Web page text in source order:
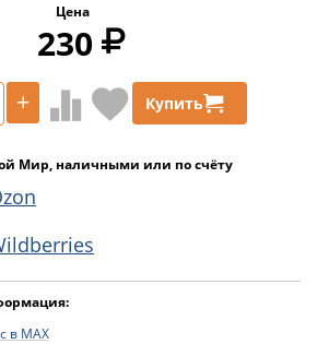
Цена
230
+ Купить
Мир, наличными или по счёту
в MAX